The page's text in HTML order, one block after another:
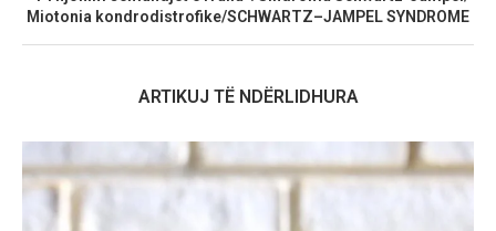
Miotonia kondrodistrofike/SCHWARTZ–JAMPEL SYNDROME
ARTIKUJ TË NDËRLIDHURA